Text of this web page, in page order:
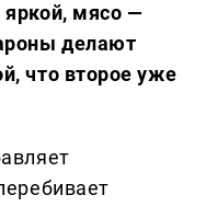
яркой, мясо —
делают
что второе уже